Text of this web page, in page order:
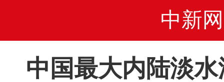
中新网
中国最大内陆淡